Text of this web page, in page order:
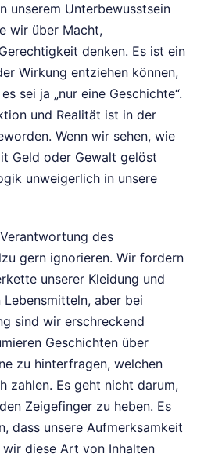
unserem Unterbewusstsein
wir über Macht,
denken. Es ist ein
Wirkung entziehen können,
sei ja „nur eine Geschichte“.
und Realität ist in der
Wenn wir sehen, wie
Geld oder Gewalt gelöst
unweigerlich in unsere
des
gern ignorieren. Wir fordern
unserer Kleidung und
aber bei
sind wir erschreckend
Geschichten über
zu hinterfragen, welchen
zahlen. Es geht nicht darum,
Zeigefinger zu heben. Es
dass unsere Aufmerksamkeit
diese Art von Inhalten